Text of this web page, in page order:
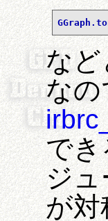
など
なの
でき
ジュ
が対